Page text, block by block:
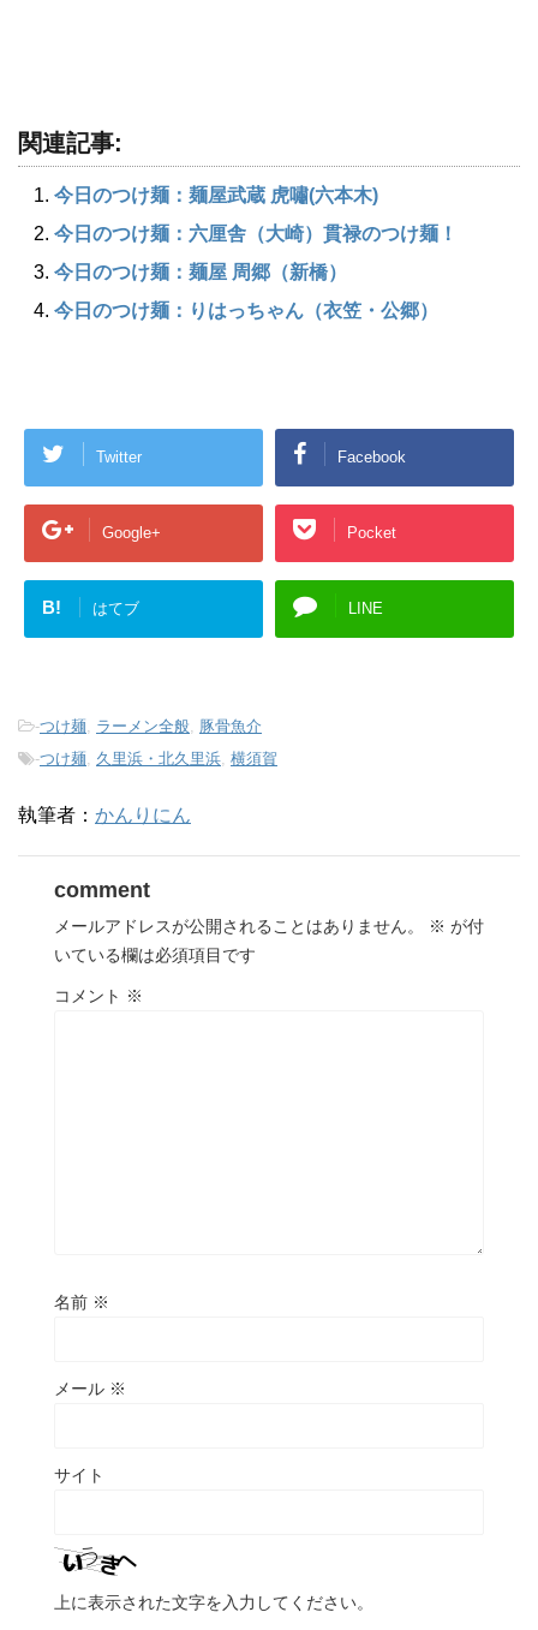
関連記事:
今日のつけ麺：麺屋武蔵 虎嘯(六本木)
今日のつけ麺：六厘舎（大崎）貫禄のつけ麺！
今日のつけ麺：麺屋 周郷（新橋）
今日のつけ麺：りはっちゃん（衣笠・公郷）
Twitter Facebook
Google+ Pocket
B! はてブ LINE
-つけ麺 ラーメン全般
豚骨魚介
-つけ麺 久里浜・北久里浜 横須賀
執筆者： かんりにん
comment
メールアドレスが公開されることはありません。 ※ が付
いている欄は必須項目です
コメント ※
名前 ※
メール ※
サイト
上に表示された文字を入力してください。